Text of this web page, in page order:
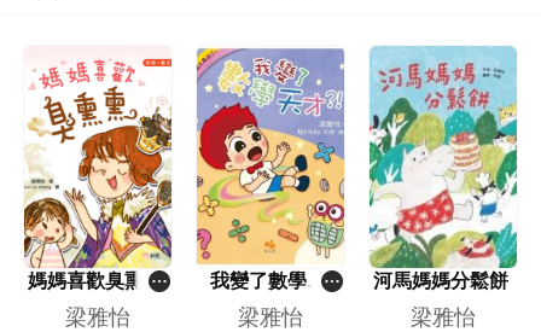
《壁虎的石牆城堡（土部）》
一陣狂風，把小瓢蟲吹進了壁虎石牆樹上的家。外面天氣惡劣，善良的壁虎便暫
時收留小瓢蟲。壁虎的家昏暗一片，只得石塊和泥土。小瓢蟲為了報答壁虎，決
定要把這個家改造成一個像遊樂場般有趣好玩的地方！
《畫眉鳥得了黑眼圈（目部）》
秋天來了，畫眉鳥和好友到郊外燒烤。燒烤爐不時冒出白煙，大家不想被煙熏
到，趕緊瞇起眼睛。唯獨畫眉鳥一直把雙眼瞪得大大，就算差點變盲，也不眨眼
睛一下。畫眉鳥的行為太奇怪了，這要從她的一雙黑眼圈說起……
媽媽喜歡臭熏熏
[新雅‧繪本館]
梁雅怡
我變了數學天
才?！
梁雅怡
河馬媽媽分鬆餅
梁雅怡